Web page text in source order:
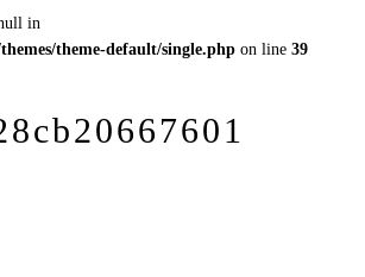
in
theme-default/single.php on line 39